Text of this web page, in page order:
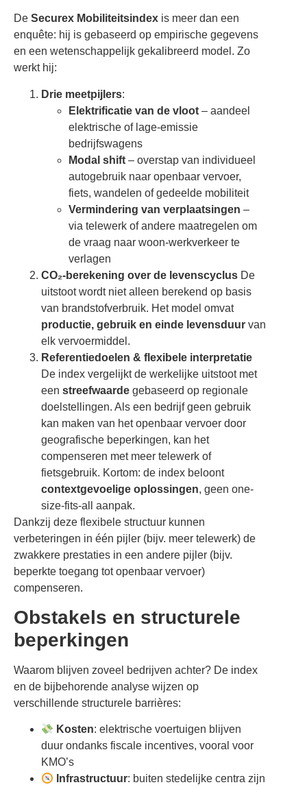
De Securex Mobiliteitsindex is meer dan een
enquête: hij is gebaseerd op empirische gegevens
en een wetenschappelijk gekalibreerd model. Zo
werkt hij:
Drie meetpijlers:
Elektrificatie van de vloot – aandeel
elektrische of lage-emissie
bedrijfswagens
Modal shift – overstap van individueel
autogebruik naar openbaar vervoer,
fiets, wandelen of gedeelde mobiliteit
Vermindering van verplaatsingen –
via telewerk of andere maatregelen om
de vraag naar woon-werkverkeer te
verlagen
CO₂‑berekening over de levenscyclus De
uitstoot wordt niet alleen berekend op basis
van brandstofverbruik. Het model omvat
productie, gebruik en einde levensduur van
elk vervoermiddel.
Referentiedoelen & flexibele interpretatie
De index vergelijkt de werkelijke uitstoot met
een streefwaarde gebaseerd op regionale
doelstellingen. Als een bedrijf geen gebruik
kan maken van het openbaar vervoer door
geografische beperkingen, kan het
compenseren met meer telewerk of
fietsgebruik. Kortom: de index beloont
contextgevoelige oplossingen, geen one-
size-fits-all aanpak.
Dankzij deze flexibele structuur kunnen
verbeteringen in één pijler (bijv. meer telewerk) de
zwakkere prestaties in een andere pijler (bijv.
beperkte toegang tot openbaar vervoer)
compenseren.
Obstakels en structurele
beperkingen
Waarom blijven zoveel bedrijven achter? De index
en de bijbehorende analyse wijzen op
verschillende structurele barrières:
Kosten: elektrische voertuigen blijven
duur ondanks fiscale incentives, vooral voor
KMO’s
Infrastructuur: buiten stedelijke centra zijn